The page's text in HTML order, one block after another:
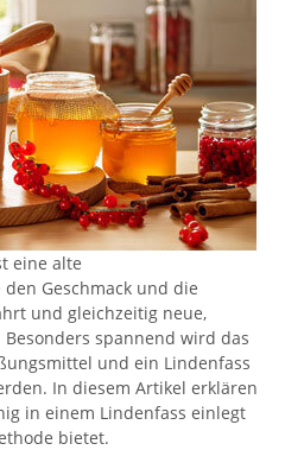
eine alte
Geschmack und die
und gleichzeitig neue,
spannend wird das
und ein Lindenfass
In diesem Artikel erklären
in einem Lindenfass einlegt
bietet.